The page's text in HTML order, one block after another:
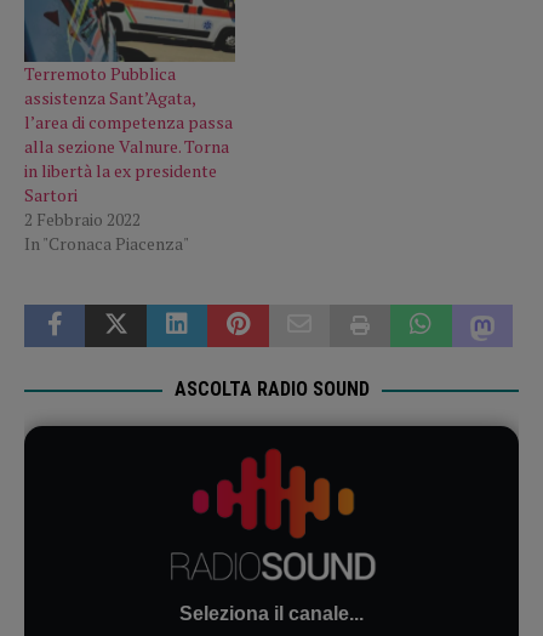
Terremoto Pubblica
assistenza Sant’Agata,
l’area di competenza passa
alla sezione Valnure. Torna
in libertà la ex presidente
Sartori
2 Febbraio 2022
In "Cronaca Piacenza"
ASCOLTA RADIO SOUND
Seleziona il canale...